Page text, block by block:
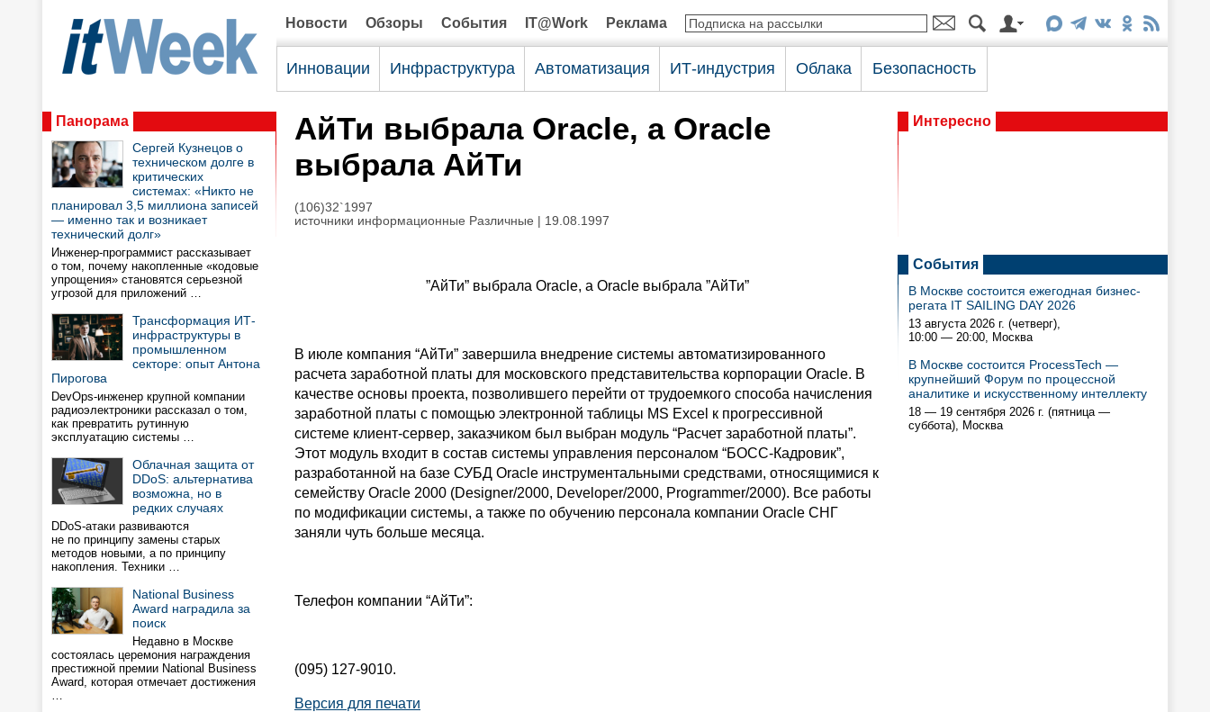
Новости Обзоры События IT@Work Реклама
Инновации Инфраструктура Автоматизация ИТ-индустрия Облака Безопасность
Панорама
Сергей Кузнецов о
техническом долге в
критических
системах: «Никто не
планировал 3,5 миллиона записей
— именно так и возникает
технический долг»
Инженер-программист рассказывает
о том, почему накопленные «кодовые
упрощения» становятся серьезной
угрозой для приложений …
Трансформация ИТ-
инфраструктуры в
промышленном
секторе: опыт Антона
Пирогова
DevOps-инженер крупной компании
радиоэлектроники рассказал о том,
как превратить рутинную
эксплуатацию системы …
Облачная защита от
DDoS: альтернатива
возможна, но в
редких случаях
DDoS-атаки развиваются
не по принципу замены старых
методов новыми, а по принципу
накопления. Техники …
National Business
Award наградила за
поиск
Недавно в Москве
состоялась церемония награждения
престижной премии National Business
Award, которая отмечает достижения
…
АйТи выбрала Oracle, а Oracle
выбрала АйТи
(106)32`1997
источники информационные Различные | 19.08.1997
”АйТи” выбрала Oracle, а Oracle выбрала ”АйТи”
В июле компания “АйТи” завершила внедрение системы автоматизированного
расчета заработной платы для московского представительства корпорации Oracle. В
качестве основы проекта, позволившего перейти от трудоемкого способа начисления
заработной платы с помощью электронной таблицы MS Excel к прогрессивной
системе клиент-сервер, заказчиком был выбран модуль “Расчет заработной платы”.
Этот модуль входит в состав системы управления персоналом “БОСС-Кадровик”,
разработанной на базе СУБД Oracle инструментальными средствами, относящимися к
семейству Oracle 2000 (Designer/2000, Developer/2000, Programmer/2000). Все работы
по модификации системы, а также по обучению персонала компании Oracle СНГ
заняли чуть больше месяца.
Телефон компании “АйТи”:
(095) 127-9010.
Версия для печати
Интересно
События
В Москве состоится ежегодная бизнес-
регата IT SAILING DAY 2026
13 августа 2026 г. (четверг),
10:00 — 20:00, Москва
В Москве состоится ProcessTech —
крупнейший Форум по процессной
аналитике и искусственному интеллекту
18 — 19 сентября 2026 г. (пятница —
суббота), Москва